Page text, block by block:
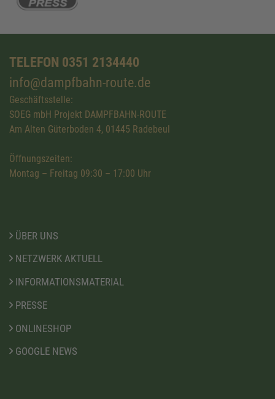
TELEFON 0351 2134440
info@dampfbahn-route.de
Geschäftsstelle:
SOEG mbH Projekt DAMPFBAHN-ROUTE
Am Alten Güterboden 4, 01445 Radebeul
Öffnungszeiten:
Montag – Freitag 09:30 – 17:00 Uhr
ÜBER UNS
NETZWERK AKTUELL
INFORMATIONSMATERIAL
PRESSE
ONLINESHOP
GOOGLE NEWS